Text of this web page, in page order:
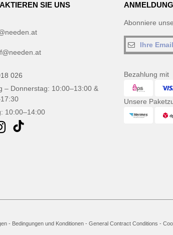
SIE UNS
026
– Donnerstag: 10:00–13:00 &
10:00–14:00
ANMELDUNG
Abonniere
Bezahlung mit
Unsere
- Bedingungen und Konditionen- General Contract Conditions -